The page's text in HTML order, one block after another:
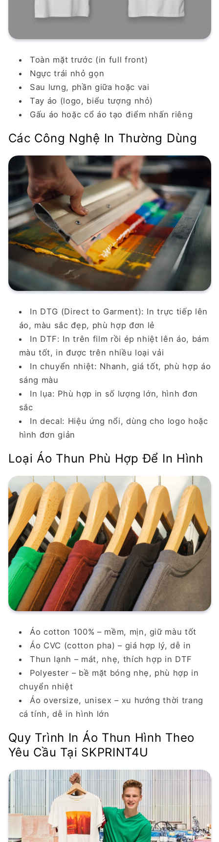
Toàn mặt trước (in full front)
Ngực trái nhỏ gọn
Sau lưng, phần giữa hoặc vai
Tay áo (logo, biểu tượng nhỏ)
Gấu áo hoặc cổ áo tạo điểm nhấn riêng
Các Công Nghệ In Thường Dùng
In DTG (Direct to Garment): In trực tiếp lên
áo, màu sắc đẹp, phù hợp đơn lẻ
In DTF: In trên film rồi ép nhiệt lên áo, bám
màu tốt, in được trên nhiều loại vải
In chuyển nhiệt: Nhanh, giá tốt, phù hợp áo
sáng màu
In lụa: Phù hợp in số lượng lớn, hình đơn
sắc
In decal: Hiệu ứng nổi, dùng cho logo hoặc
hình đơn giản
Loại Áo Thun Phù Hợp Để In Hình
Áo cotton 100% – mềm, mịn, giữ màu tốt
Áo CVC (cotton pha) – giá hợp lý, dễ in
Thun lạnh – mát, nhẹ, thích hợp in DTF
Polyester – bề mặt bóng nhẹ, phù hợp in
chuyển nhiệt
Áo oversize, unisex – xu hướng thời trang
cá tính, dễ in hình lớn
Quy Trình In Áo Thun Hình Theo
Yêu Cầu Tại SKPRINT4U